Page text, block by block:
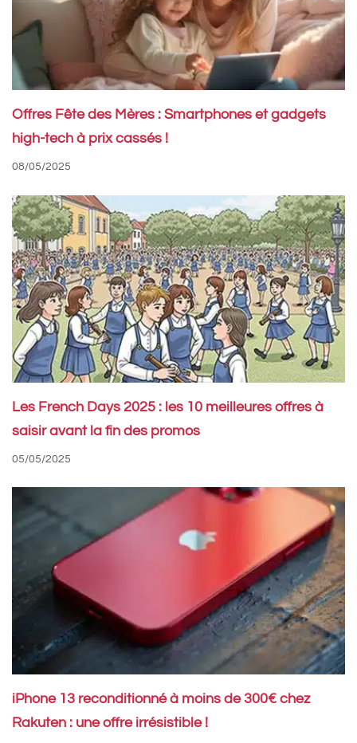
Offres Fête des Mères : Smartphones et gadgets
high-tech à prix cassés !
08/05/2025
Les French Days 2025 : les 10 meilleures offres à
saisir avant la fin des promos
05/05/2025
iPhone 13 reconditionné à moins de 300€ chez
Rakuten : une offre irrésistible !